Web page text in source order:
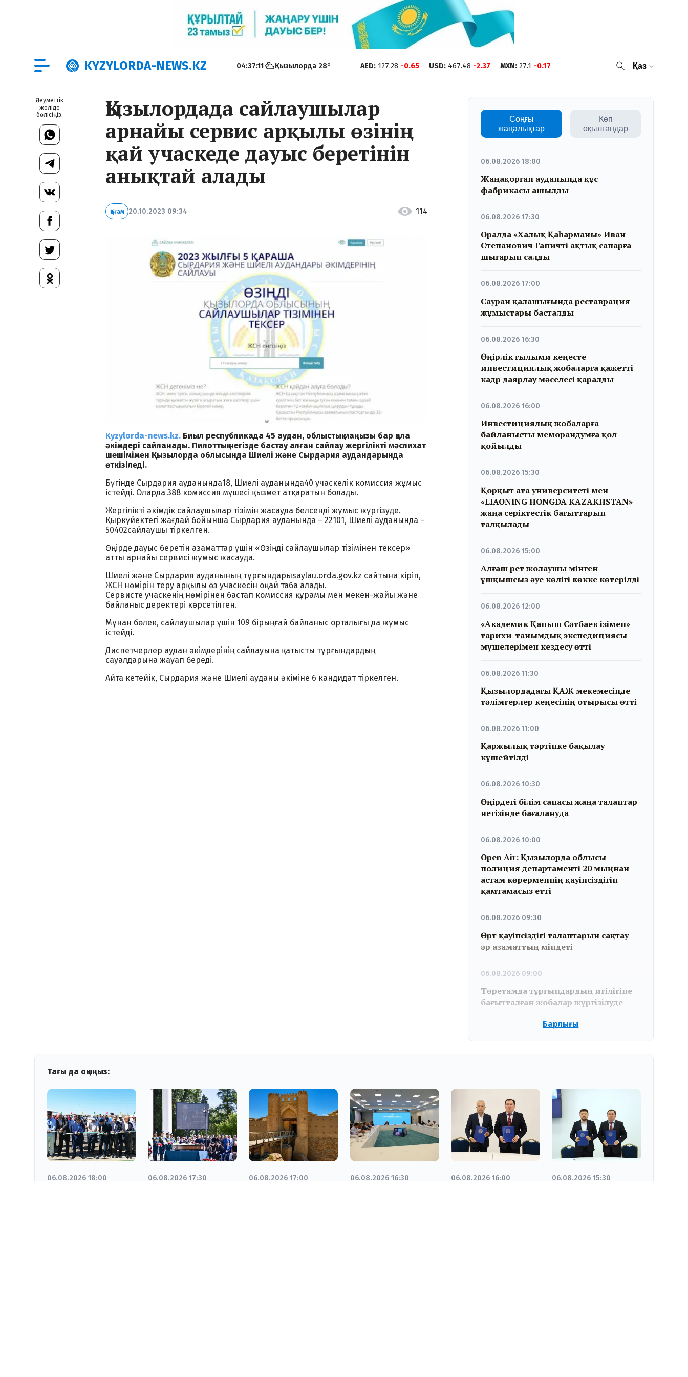
KYZYLORDA-NEWS.KZ 04:37:12 Қызылорда 28° AED: 127.28 -0.65 USD: 467.48 -2.37 MXN: 27.1 -0.17 Қаз
Әлеуметтік
желіде
бөлісіңіз:
Қызылордада сайлаушылар
арнайы сервис арқылы өзінің
қай учаскеде дауыс беретінін
анықтай алады
Қоғам 20.10.2023 09:34 114
Kyzylorda-news.kz. Биыл республикада 45 аудан, облыстық маңызы бар қала
әкімдері сайланады. Пилоттық негізде бастау алған сайлау жергілікті мәслихат
шешімімен Қызылорда облысында Шиелі және Сырдария аудандарында
өткізіледі.
Бүгінде Сырдария ауданында18, Шиелі ауданында40 учаскелік комиссия жұмыс
істейді. Оларда 388 комиссия мүшесі қызмет атқаратын болады.
Жергілікті әкімдік сайлаушылар тізімін жасауда белсенді жұмыс жүргізуде.
Қыркүйектегі жағдай бойынша Сырдария ауданында – 22101, Шиелі ауданында –
50402сайлаушы тіркелген.
Өңірде дауыс беретін азаматтар үшін «Өзіңді сайлаушылар тізімінен тексер»
атты арнайы сервисі жұмыс жасауда.
Шиелі және Сырдария ауданының тұрғындарыsaylau.orda.gov.kz сайтына кіріп,
ЖСН нөмірін теру арқылы өз учаскесін оңай таба алады.
Сервисте учаскенің нөмірінен бастап комиссия құрамы мен мекен-жайы және
байланыс деректері көрсетілген.
Мұнан бөлек, сайлаушылар үшін 109 бірыңғай байланыс орталығы да жұмыс
істейді.
Диспетчерлер аудан әкімдерінің сайлауына қатысты тұрғындардың
сауалдарына жауап береді.
Айта кетейік, Сырдария және Шиелі ауданы әкіміне 6 кандидат тіркелген.
Соңғы
жаңалықтар
Көп
оқылғандар
06.08.2026 18:00
Жаңақорған ауданында құс
фабрикасы ашылды
06.08.2026 17:30
Оралда «Халық Қаһарманы» Иван
Степанович Гапичті ақтық сапарға
шығарып салды
06.08.2026 17:00
Сауран қалашығында реставрация
жұмыстары басталды
06.08.2026 16:30
Өңірлік ғылыми кеңесте
инвестициялық жобаларға қажетті
кадр даярлау мәселесі қаралды
06.08.2026 16:00
Инвестициялық жобаларға
байланысты меморандумға қол
қойылды
06.08.2026 15:30
Қорқыт ата университеті мен
«LIAONING HONGDA KAZAKHSTAN»
жаңа серіктестік бағыттарын
талқылады
06.08.2026 15:00
Алғаш рет жолаушы мінген
ұшқышсыз әуе көлігі көкке көтерілді
06.08.2026 12:00
«Академик Қаныш Сәтбаев ізімен»
тарихи-танымдық экспедициясы
мүшелерімен кездесу өтті
06.08.2026 11:30
Қызылордадағы ҚАЖ мекемесінде
тәлімгерлер кеңесінің отырысы өтті
06.08.2026 11:00
Қаржылық тәртіпке бақылау
күшейтілді
06.08.2026 10:30
Өңірдегі білім сапасы жаңа талаптар
негізінде бағалануда
06.08.2026 10:00
Open Air: Қызылорда облысы
полиция департаменті 20 мыңнан
астам көрерменнің қауіпсіздігін
қамтамасыз етті
06.08.2026 09:30
Өрт қауіпсіздігі талаптарын сақтау –
әр азаматтың міндеті
06.08.2026 09:00
Төретамда тұрғындардың игілігіне
бағытталған жобалар жүргізілуде
Барлығы
Тағы да оқыңыз:
06.08.2026 18:00 06.08.2026 17:30 06.08.2026 17:00 06.08.2026 16:30 06.08.2026 16:00 06.08.2026 15:30